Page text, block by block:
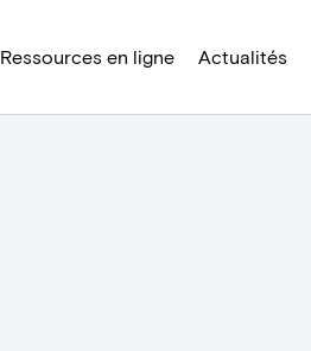
Ressources en ligne Actualités